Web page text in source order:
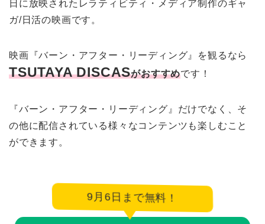
日に放映されたレラティビティ・メディア制作のギャ
ガ/日活の映画です。
映画『バーン・アフター・リーディング』を観るなら
TSUTAYA DISCASがおすすめです！
『バーン・アフター・リーディング』だけでなく、そ
の他に配信されている様々なコンテンツも楽しむこと
ができます。
9月6日まで無料！